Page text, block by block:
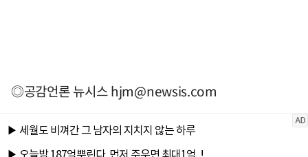
◎공감언론 뉴시스hjm@newsis.com